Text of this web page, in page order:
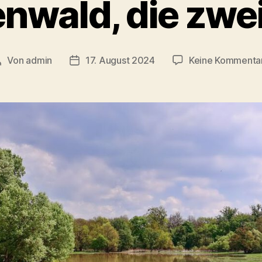
die
Von admin Veröffentlichungsdatum
17. August 2024 Keine